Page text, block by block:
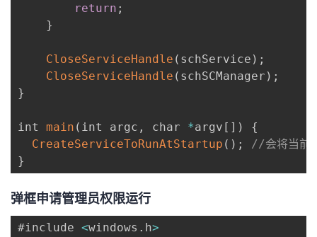
return ;
}
CloseServiceHandle ( schService ) ;
CloseServiceHandle ( schSCManager ) ;
}
int main ( int argc , char *argv [ ] )
{
CreateServiceToRunAtStartup ( ) ;
//会将当前
}
弹框申请管理员权限运行
#include <windows . h>